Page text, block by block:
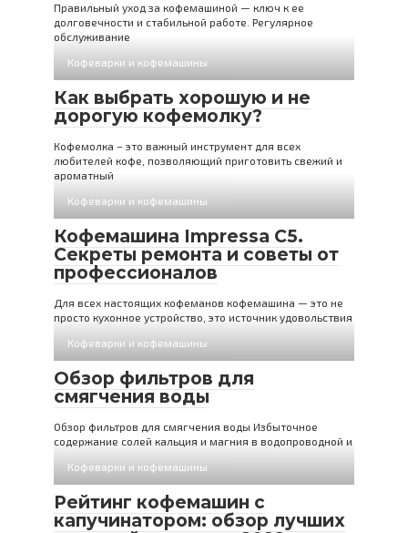
Правильный уход за кофемашиной — ключ к ее
долговечности и стабильной работе. Регулярное
обслуживание
Кофеварки и кофемашины
Как выбрать хорошую и не
дорогую кофемолку?
Кофемолка – это важный инструмент для всех
любителей кофе, позволяющий приготовить свежий и
ароматный
Кофеварки и кофемашины
Кофемашина Impressa C5.
Секреты ремонта и советы от
профессионалов
Для всех настоящих кофеманов кофемашина — это не
просто кухонное устройство, это источник удовольствия
Кофеварки и кофемашины
Обзор фильтров для
смягчения воды
Обзор фильтров для смягчения воды Избыточное
содержание солей кальция и магния в водопроводной и
Кофеварки и кофемашины
Рейтинг кофемашин с
капучинатором: обзор лучших